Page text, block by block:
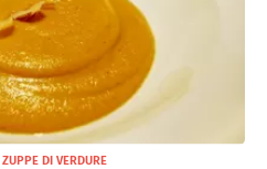
DI VERDURE